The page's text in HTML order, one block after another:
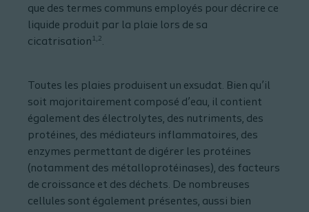
que des termes communs employés pour décrire ce
liquide produit par la plaie lors de sa
cicatrisation 1,2.
Toutes les plaies produisent un exsudat. Bien qu’il
soit majoritairement composé d’eau, il contient
également des électrolytes, des nutriments, des
protéines, des médiateurs inflammatoires, des
enzymes permettant de digérer les protéines
(notamment des métalloprotéinases), des facteurs
de croissance et des déchets. De nombreuses
cellules sont également présentes, aussi bien